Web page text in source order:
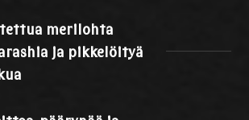
merilohta
ja pikkelöityä